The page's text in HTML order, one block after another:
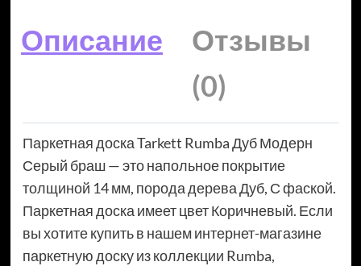
Описание
Отзывы
(0)
Паркетная доска Tarkett Rumba Дуб Модерн
Серый браш — это напольное покрытие
толщиной 14 мм, порода дерева Дуб, С фаской.
Паркетная доска имеет цвет Коричневый. Если
вы хотите купить в нашем интернет-магазине
паркетную доску из коллекции Rumba,